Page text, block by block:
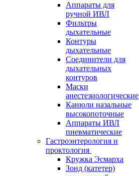
Аппараты для
ручной ИВЛ
Фильтры
дыхательные
Контуры
дыхательные
Соединители для
дыхательных
контуров
Маски
анестезиологические
Канюли назальные
высокопоточные
Аппараты ИВЛ
пневматические
Гастроэнтерология и
проктология
Кружка Эсмарха
Зонд (катетер)